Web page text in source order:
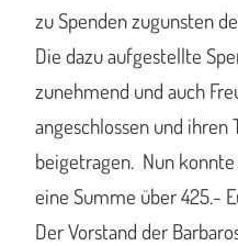
zu Spenden zugunsten
Die dazu aufgestellte
zunehmend und auch
angeschlossen und ihren
beigetragen. Nun
eine Summe über 425.-
Der Vorstand der